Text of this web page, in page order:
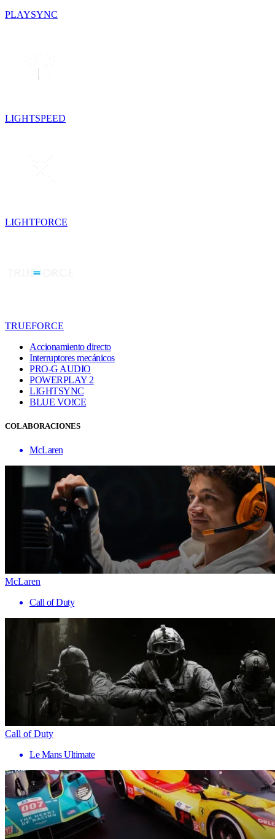
PLAYSYNC
LIGHTSPEED
LIGHTFORCE
TRUEFORCE
Accionamiento directo
Interruptores mecánicos
PRO-G AUDIO
POWERPLAY 2
LIGHTSYNC
BLUE VO!CE
COLABORACIONES
McLaren
McLaren
Call of Duty
Call of Duty
Le Mans Ultimate